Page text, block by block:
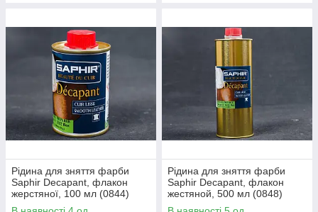
Рідина для зняття фарби
Saphir Decapant, флакон
жерстяної, 100 мл (0844)
Рідина для зняття фарби
Saphir Decapant, флакон
жестяной, 500 мл (0848)